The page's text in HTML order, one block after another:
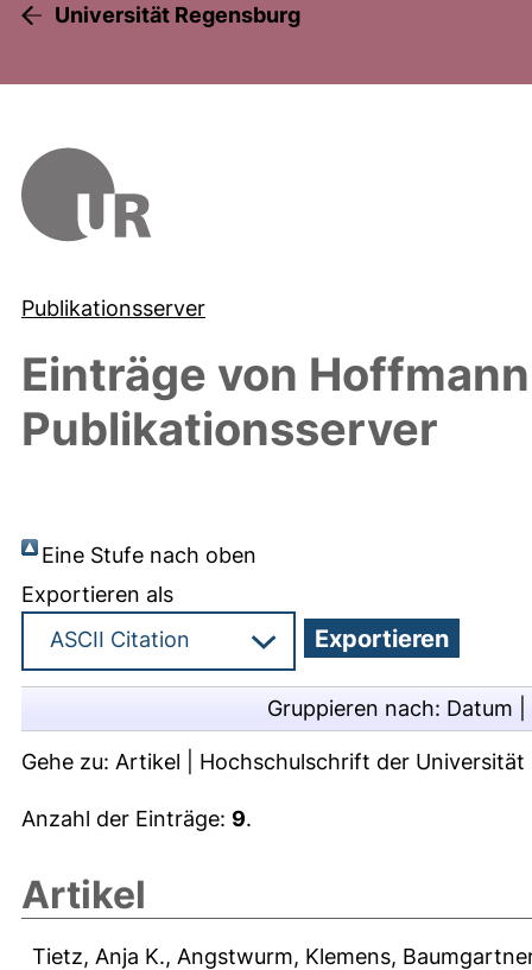
Universität Regensburg
Publikationsserver
Einträge von
Publikationsserver
Eine Stufe nach oben
Exportieren als
Gruppieren nach: Datum
Gehe zu: Artikel Hochschulschrift der Universität
Anzahl der Einträge: 9.
Artikel
Tietz, Anja K., Angstwurm, Klemens,